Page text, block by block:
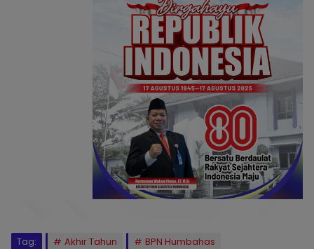
Tag: Akhir Tahun
BPN Humbahas